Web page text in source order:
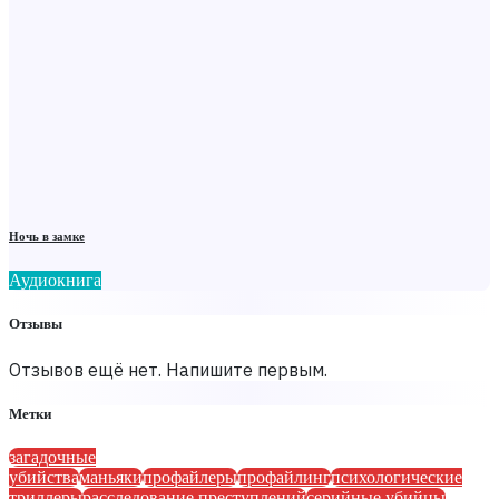
Ночь в замке
Аудиокнига
Отзывы
Отзывов ещё нет. Напишите первым.
Метки
загадочные
убийстваманьякипрофайлерыпрофайлингпсихологические